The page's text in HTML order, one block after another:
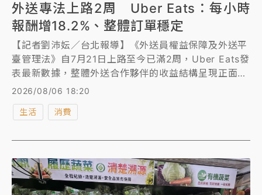
外送專法上路2周 Uber Eats：每小時
報酬增18.2%、整體訂單穩定
【記者劉沛妘／台北報導】《外送員權益保障及外送平
臺管理法》自7月21日上路至今已滿2周，Uber Eats發
表最新數據，整體外送合作夥伴的收益結構呈現正面成
長。較低報酬區間指標的外送合作夥伴，其外送服務期
間每小時報酬增加約18.2%；而較高報酬區間指標的外
送合作夥伴，其外送服務期間每小時報酬也增加約
單量未見顯著增減，市場需求大致維持穩定。
2026/08/06 18:20
生活 消費